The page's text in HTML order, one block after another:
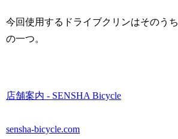
今回使用するドライブクリンはそのうち
の一つ。
店舗案内 - SENSHA Bicycle
sensha-bicycle.com